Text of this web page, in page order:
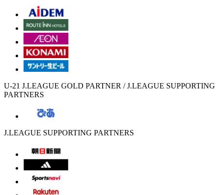
U-21 J.LEAGUE GOLD PARTNER / J.LEAGUE SUPPORTING
PARTNERS
J.LEAGUE SUPPORTING PARTNERS